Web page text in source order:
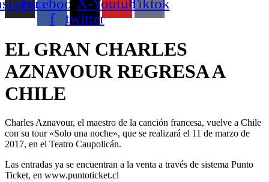
f
twitter
EL GRAN CHARLES
AZNAVOUR REGRESA A
CHILE
Charles Aznavour, el maestro de la canción francesa, vuelve a Chile
con su tour «Solo una noche», que se realizará el 11 de marzo de
2017, en el Teatro Caupolicán.
Las entradas ya se encuentran a la venta a través de sistema Punto
Ticket, en www.puntoticket.cl